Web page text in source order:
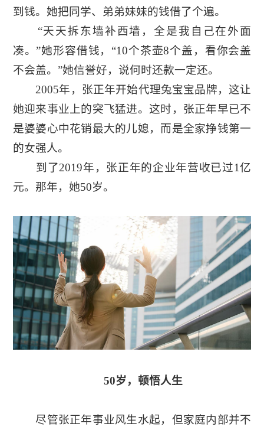
到钱。她把同学、弟弟妹妹的钱借了个遍。
“天天拆东墙补西墙，全是我自己在外面
凑。”她形容借钱，“10个茶壶8个盖，看你会盖
不会盖。”她信誉好，说何时还款一定还。
2005年，张正年开始代理兔宝宝品牌，这让
她迎来事业上的突飞猛进。这时，张正年早已不
是婆婆心中花销最大的儿媳，而是全家挣钱第一
的女强人。
到了2019年，张正年的企业年营收已过1亿
元。那年，她50岁。
50岁，顿悟人生
尽管张正年事业风生水起，但家庭内部并不